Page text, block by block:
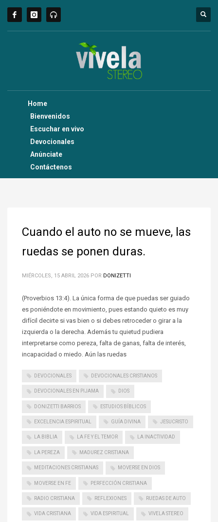
Home
Bienvenidos
Escuchar en vivo
Devocionales
Anúnciate
Contáctenos
Cuando el auto no se mueve, las
ruedas se ponen duras.
MIÉRCOLES, 15 ABRIL 2026 POR DONIZETTI
(Proverbios 13:4). La única forma de que puedas ser guiado
es poniéndote en movimiento, pues estando quieto es muy
difícil decirte si vas bien o si debes retroceder o girar a la
izquierda o la derecha. Además tu quietud pudiera
interpretarse como pereza, falta de ganas, falta de interés,
incapacidad o miedo. Aún las ruedas
DEVOCIONALES DEVOCIONALES CRISTIANOS
DEVOCIONALES EN PIJAMA DIOS
DONIZETTI BARRIOS ESTUDIOS BÍBLICOS
EXCELENCIA ESPIRITUAL GUÍA DIVINA JESUCRISTO
LA BIBLIA LA FE Y EL TEMOR LA INACTIVIDAD
LA PEREZA MADUREZ CRISTIANA
MEDITACIONES CRISTIANAS MOVERSE EN DIOS
MOVERSE EN FE PERFECCIÓN CRISTIANA
RADIO CRISTIANA REFLEXIONES RUEDAS DE AUTO
VIDA CRISTIANA VIDA ESPIRITUAL VIVELA STEREO